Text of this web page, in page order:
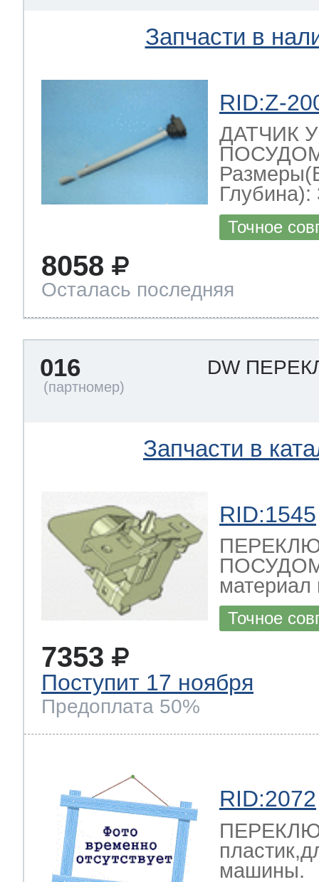
Запчасти в
RID:Z-
ДАТЧИК
Глубина):
Точное
8058
Осталась последняя
016 DW
Запчасти в
RID:1545
материал
Точное
7353
Поступит 17 ноября
Предоплата 50%
RID:2072
машины.